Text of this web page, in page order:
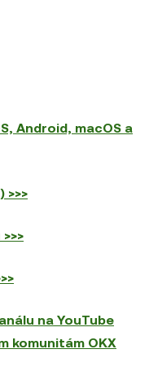
Android, macOS a
>>>
na YouTube
komunitám OKX